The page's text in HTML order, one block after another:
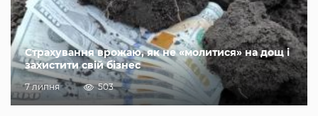
Страхування врожаю, як не «молитися» на дощ і
захистити свій бізнес
7 липня 503